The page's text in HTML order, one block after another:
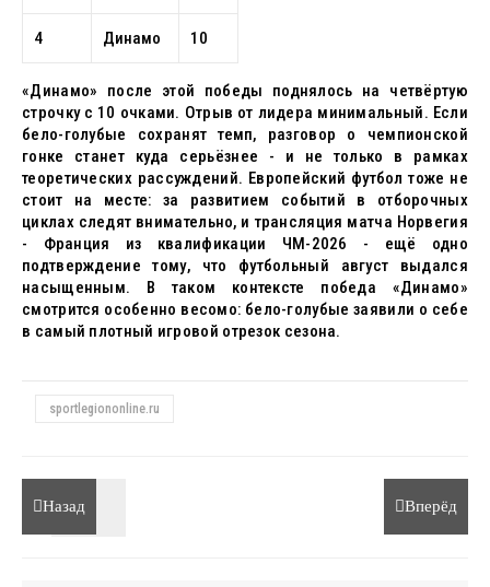
4 Динамо 10
«Динамо» после этой победы поднялось на четвёртую
строчку с 10 очками. Отрыв от лидера минимальный. Если
бело-голубые сохранят темп, разговор о чемпионской
гонке станет куда серьёзнее - и не только в рамках
теоретических рассуждений. Европейский футбол тоже не
стоит на месте: за развитием событий в отборочных
циклах следят внимательно, и трансляция матча Норвегия
- Франция из квалификации ЧМ-2026 - ещё одно
подтверждение тому, что футбольный август выдался
насыщенным. В таком контексте победа «Динамо»
смотрится особенно весомо: бело-голубые заявили о себе
в самый плотный игровой отрезок сезона.
sportlegiononline.ru
Назад Вперёд